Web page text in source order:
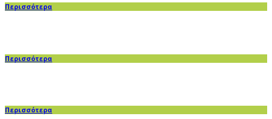
Περισσότερα
Περισσότερα
Περισσότερα